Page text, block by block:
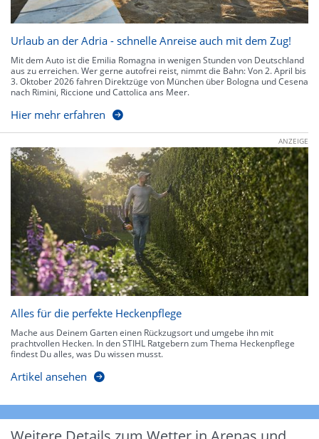
Urlaub an der Adria - schnelle Anreise auch mit dem Zug!
Mit dem Auto ist die Emilia Romagna in wenigen Stunden von Deutschland
aus zu erreichen. Wer gerne autofrei reist, nimmt die Bahn: Von 2. April bis
3. Oktober 2026 fahren Direktzüge von München über Bologna und Cesena
nach Rimini, Riccione und Cattolica ans Meer.
Hier mehr erfahren
ANZEIGE
Alles für die perfekte Heckenpflege
Mache aus Deinem Garten einen Rückzugsort und umgebe ihn mit
prachtvollen Hecken. In den STIHL Ratgebern zum Thema Heckenpflege
findest Du alles, was Du wissen musst.
Artikel ansehen